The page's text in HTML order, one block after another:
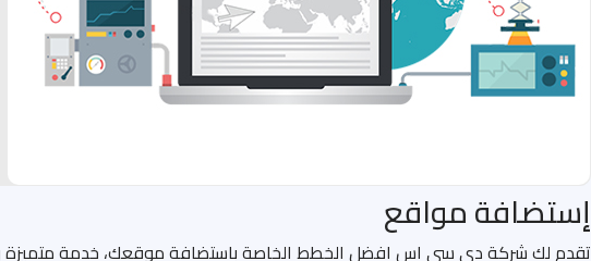
إستضافة مواقع